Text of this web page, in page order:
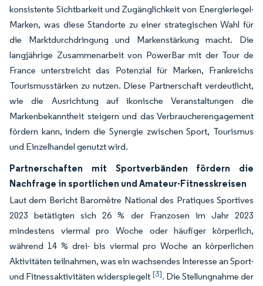
konsistente Sichtbarkeit und Zugänglichkeit von Energieriegel-
Marken, was diese Standorte zu einer strategischen Wahl für
die Marktdurchdringung und Markenstärkung macht. Die
langjährige Zusammenarbeit von PowerBar mit der Tour de
France unterstreicht das Potenzial für Marken, Frankreichs
Tourismusstärken zu nutzen. Diese Partnerschaft verdeutlicht,
wie die Ausrichtung auf ikonische Veranstaltungen die
Markenbekanntheit steigern und das Verbraucherengagement
fördern kann, indem die Synergie zwischen Sport, Tourismus
und Einzelhandel genutzt wird.
Partnerschaften mit Sportverbänden fördern die
Nachfrage in sportlichen und Amateur-Fitnesskreisen
Laut dem Bericht Baromètre National des Pratiques Sportives
2023 betätigten sich 26 % der Franzosen im Jahr 2023
mindestens viermal pro Woche oder häufiger körperlich,
während 14 % drei- bis viermal pro Woche an körperlichen
Aktivitäten teilnahmen, was ein wachsendes Interesse an Sport-
und Fitnessaktivitäten widerspiegelt [3]. Die Stellungnahme der